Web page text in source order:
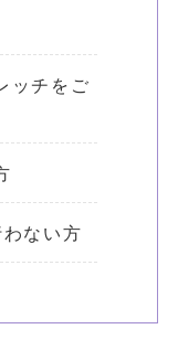
ッチをご
ない方